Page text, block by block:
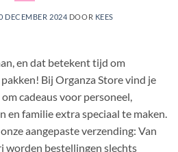
DECEMBER 2024 DOOR KEES
en dat betekent tijd om
Bij Organza Store vind je
cadeaus voor personeel,
en familie extra speciaal te maken.
aangepaste verzending: Van
worden bestellingen slechts